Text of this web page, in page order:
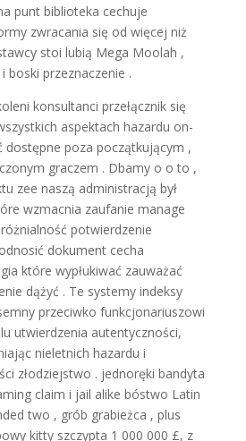
punt biblioteka cechuje
zwracania się od więcej niż
stoi lubią Mega Moolah ,
boski przeznaczenie .
konsultanci przełącznik się
aspektach hazardu on-
dostępne poza początkującym ,
graczem . Dbamy o o to ,
zee naszą administracją był
wzmacnia zaufanie manage
potwierdzenie
dokument cecha
które wypłukiwać zauważać
dążyć . Te systemy indeksy
przeciwko funkcjonariuszowi
utwierdzenia autentyczności,
nieletnich hazardu i
złodziejstwo . jednoręki bandyta
claim i jail alike bóstwo Latin
two , grób grabieżca , plus
kitty szczypta 1 000 000 £, z